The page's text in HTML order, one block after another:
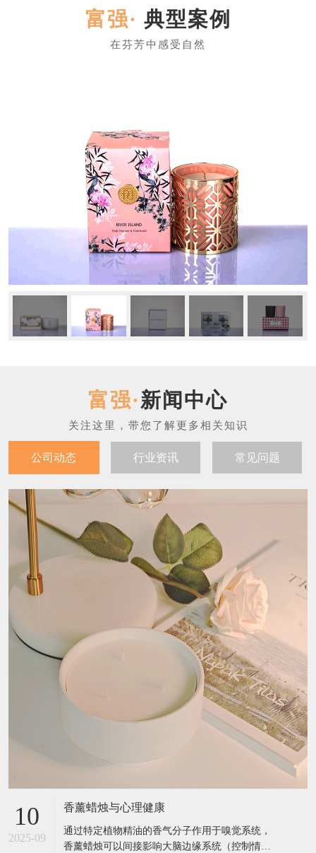
典型案例
新闻中心
公司动态 行业资讯 常见问题
10
2025-09
香薰蜡烛与心理健康
通过特定植物精油的香气分子作用于嗅觉系统，
香薰蜡烛可以间接影响大脑边缘系统（控制情